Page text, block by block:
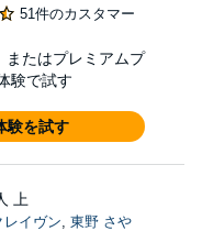
51件のカスタマー
またはプレミアムプ
験で試す
験を試す
上
レイヴン, 東野 さや